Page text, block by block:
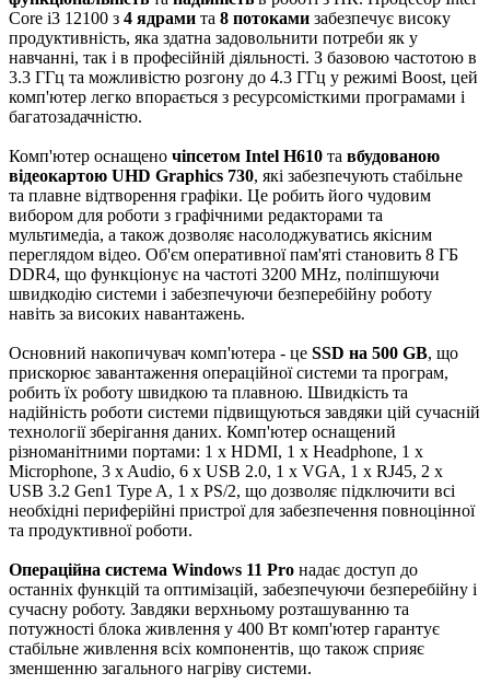
Core i3 12100 з 4 ядрами та 8 потоками забезпечує високу
продуктивність, яка здатна задовольнити потреби як у
навчанні, так і в професійній діяльності. З базовою частотою в
3.3 ГГц та можливістю розгону до 4.3 ГГц у режимі Boost, цей
комп'ютер легко впорається з ресурсомісткими програмами і
багатозадачністю.
Комп'ютер оснащено чіпсетом Intel H610 та вбудованою
відеокартою UHD Graphics 730, які забезпечують стабільне
та плавне відтворення графіки. Це робить його чудовим
вибором для роботи з графічними редакторами та
мультимедіа, а також дозволяє насолоджуватись якісним
переглядом відео. Об'єм оперативної пам'яті становить 8 ГБ
DDR4, що функціонує на частоті 3200 MHz, поліпшуючи
швидкодію системи і забезпечуючи безперебійну роботу
навіть за високих навантажень.
Основний накопичувач комп'ютера - це SSD на 500 GB, що
прискорює завантаження операційної системи та програм,
робить їх роботу швидкою та плавною. Швидкість та
надійність роботи системи підвищуються завдяки цій сучасній
технології зберігання даних. Комп'ютер оснащений
різноманітними портами: 1 x HDMI, 1 x Нeadphone, 1 x
Microphone, 3 x Audio, 6 x USB 2.0, 1 x VGA, 1 x RJ45, 2 x
USB 3.2 Gen1 Type A, 1 x PS/2, що дозволяє підключити всі
необхідні периферійні пристрої для забезпечення повноцінної
та продуктивної роботи.
Операційна система Windows 11 Pro надає доступ до
останніх функцій та оптимізацій, забезпечуючи безперебійну і
сучасну роботу. Завдяки верхньому розташуванню та
потужності блока живлення у 400 Вт комп'ютер гарантує
стабільне живлення всіх компонентів, що також сприяє
зменшенню загального нагріву системи.